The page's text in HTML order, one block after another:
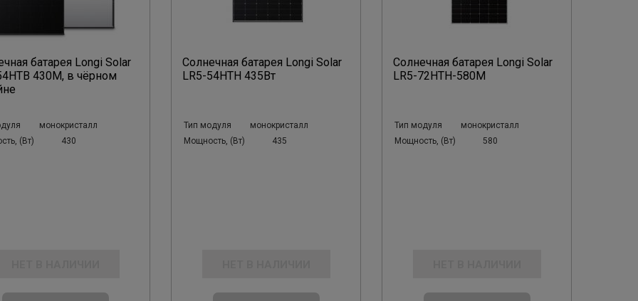
батарея Longi Solar
430M, в чёрном
монокристалл
(Вт)
430
Солнечная батарея Longi Solar
LR5-54HTH 435Вт
Тип модуля
монокристалл
Мощность, (Вт)
435
Солнечная батарея Longi Solar
LR5-72HTH-580M
Тип модуля
монокристалл
Мощность, (Вт)
580